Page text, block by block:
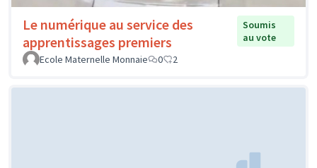
Le numérique au service des
apprentissages premiers
Soumis
au vote
Ecole Maternelle Monnaie
0 2